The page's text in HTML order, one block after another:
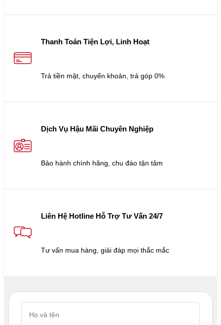
Thanh Toán Tiện Lợi, Linh Hoạt
Trả tiền mặt, chuyển khoản, trả góp 0%
Dịch Vụ Hậu Mãi Chuyên Nghiệp
Bảo hành chính hãng, chu đáo tận tâm
Liên Hệ Hotline Hỗ Trợ Tư Vấn 24/7
Tư vấn mua hàng, giải đáp mọi thắc mắc